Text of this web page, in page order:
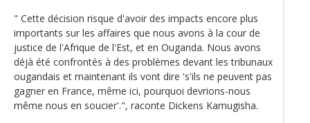
" Cette décision risque d'avoir des impacts encore plus
importants sur les affaires que nous avons à la cour de
justice de l'Afrique de l'Est, et en Ouganda. Nous avons
déjà été confrontés à des problèmes devant les tribunaux
ougandais et maintenant ils vont dire 's'ils ne peuvent pas
gagner en France, même ici, pourquoi devrions-nous
même nous en soucier'.", raconte Dickens Kamugisha.